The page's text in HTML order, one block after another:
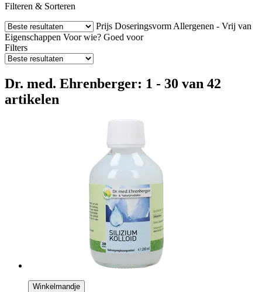
Filteren & Sorteren
Prijs Doseringsvorm Allergenen - Vrij van
Eigenschappen Voor wie? Goed voor
Filters
Dr. med. Ehrenberger: 1 - 30 van 42
artikelen
Winkelmandje